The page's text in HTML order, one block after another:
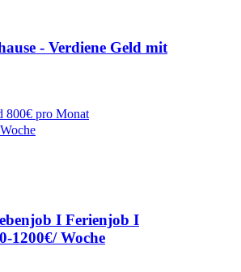
- Verdiene Geld mit
800€ pro Monat
I Ferienjob I
1200€/ Woche